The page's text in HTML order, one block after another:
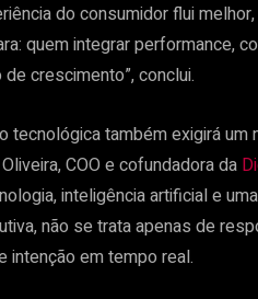
do consumidor flui
quem integrar performance,
crescimento”, conclui.
tecnológica também exigirá
COO e cofundadora da
inteligência artificial e
não se trata apenas de
intenção em tempo real.